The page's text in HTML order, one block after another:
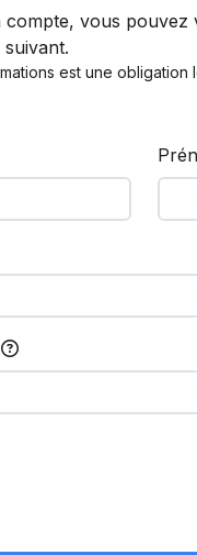
compte, vous pouvez
est une